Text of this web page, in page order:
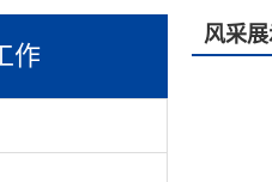
作
风采